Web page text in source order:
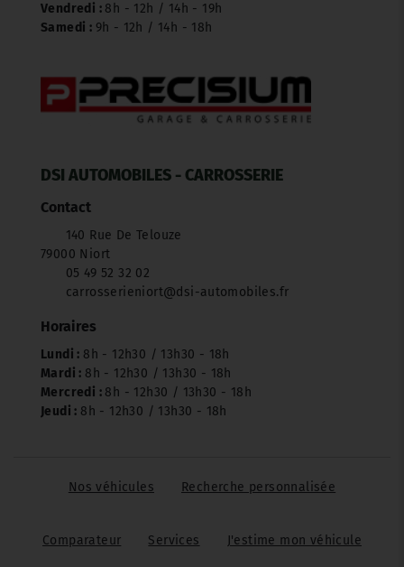
Vendredi : 8h - 12h / 14h - 19h
Samedi : 9h - 12h / 14h - 18h
DSI AUTOMOBILES - CARROSSERIE
Contact
140 Rue De Telouze
79000 Niort
05 49 52 32 02
carrosserieniort@dsi-automobiles.fr
Horaires
Lundi : 8h - 12h30 / 13h30 - 18h
Mardi : 8h - 12h30 / 13h30 - 18h
Mercredi : 8h - 12h30 / 13h30 - 18h
Jeudi : 8h - 12h30 / 13h30 - 18h
Nos véhicules Recherche personnalisée
Comparateur Services J'estime mon véhicule